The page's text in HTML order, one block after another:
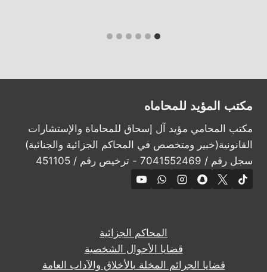
مكتب المؤيد للمحاماه
مكتب المحامي مؤيد آل إسحاق للمحاماة والإستشارات
القانونية(خبير ومتخصص في المحاكم الجزائية والجنائية)
سجل رقم / 7041552469 - ترخيص رقم / 451105
المحاكم الجزائية
قضايا الأحوال الشخصية
قضايا الجرائم المخلة بالأخلاق والآداب العامة